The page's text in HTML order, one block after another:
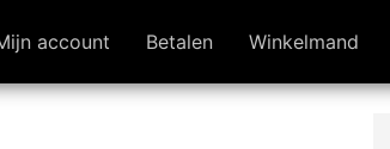
account Betalen Winkelmand